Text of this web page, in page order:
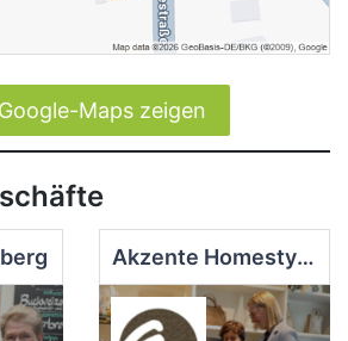
Maps zeigen
Akzente Homestyle, Hair u. Wellness GmbH